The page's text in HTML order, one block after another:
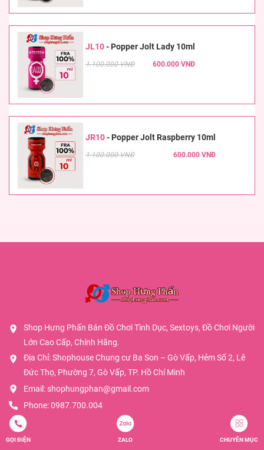
JL10- Popper Jolt Lady 10ml
1.100.000 VNĐ 600.000 VNĐ
JR10- Popper Jolt Raspberry 10ml
1.100.000 VNĐ 600.000 VNĐ
Shop Hưng Phấn Bán Đồ Chơi Tình Dục, Sextoys, Đồ Chơi Người
Lớn Cao Cấp, Chính Hãng.
Địa Chỉ: Shophouse Chung cư Ba Son – Gò Vấp, Hẻm Số 2, Lê
Đức Thọ, Phường 7, Gò Vấp, TP. Hồ Chí Minh
Email: shophungphan@gmail.com
Phone:0987.700.004
GỌI ĐIỆN ZALO CHUYÊN MỤC